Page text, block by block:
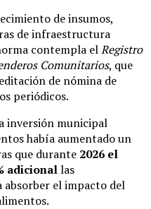
de insumos,
de infraestructura
contempla elRegistro
Comunitarios, que
de nómina de
periódicos.
inversión municipal
había aumentado un
que durante 2026 el
adicionallas
el impacto del